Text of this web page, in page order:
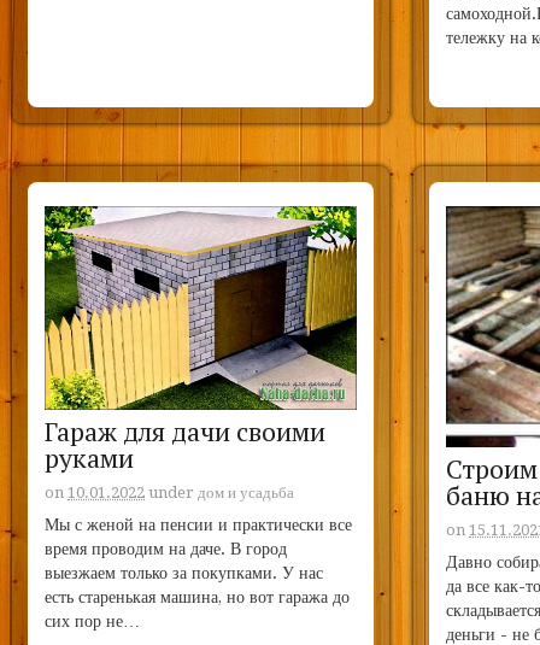
тележку на
Гараж для дачи своими
руками
on10.01.2022 underдом и усадьба
Мы с женой на пенсии и практически все
время проводим на даче. В город
выезжаем только за покупками. У нас
есть старенькая машина, но вот гаража до
сих пор не…
баню
on
Давно
да все как-
деньги - не